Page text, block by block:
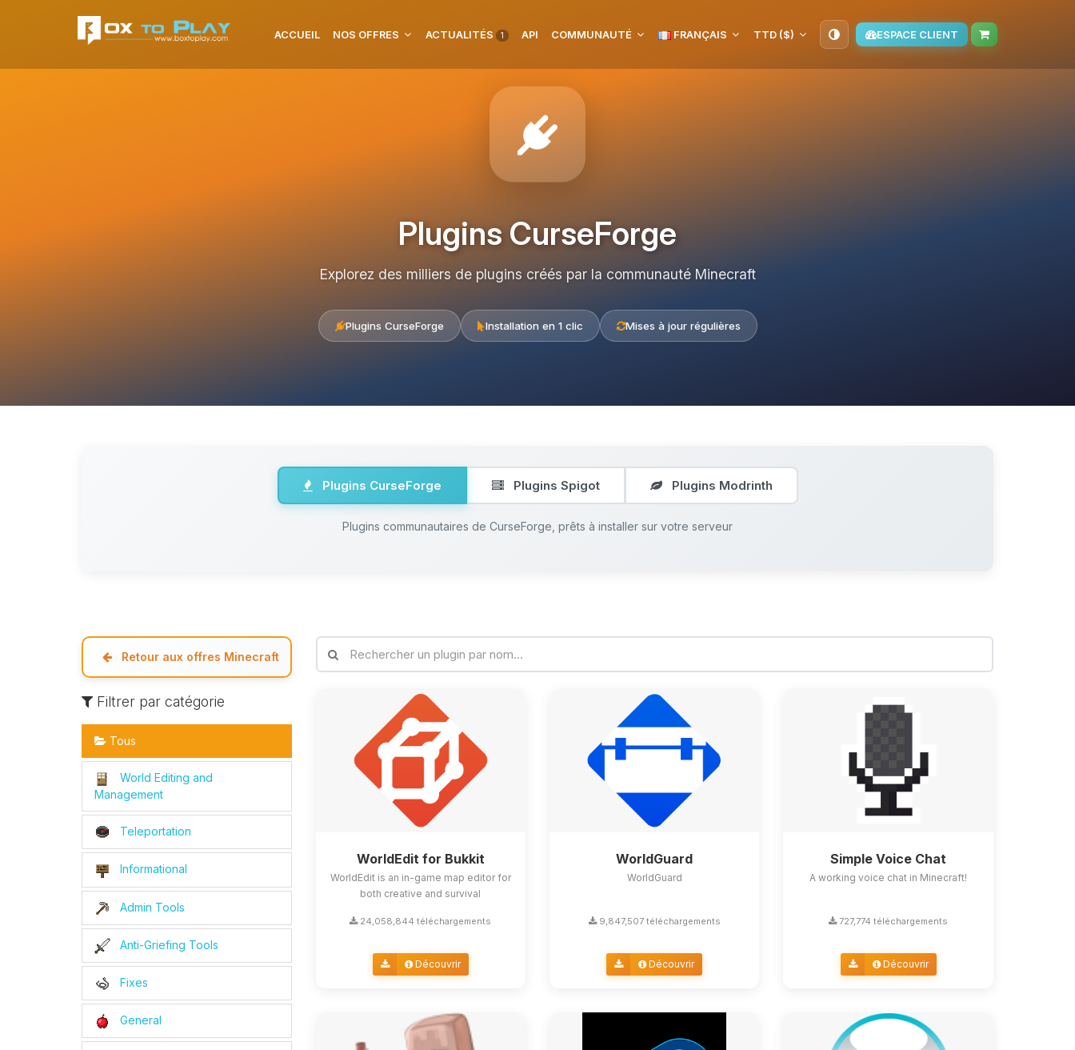
ACCUEIL NOS OFFRES ACTUALITÉS 1 API COMMUNAUTÉ FRANÇAIS TTD ($) ESPACE CLIENT
Plugins CurseForge
Explorez des milliers de plugins créés par la communauté Minecraft
Plugins CurseForge Installation en 1 clic Mises à jour régulières
Plugins CurseForge Plugins Spigot Plugins Modrinth
Plugins communautaires de CurseForge, prêts à installer sur votre serveur
Retour aux offres Minecraft
Filtrer par catégorie
Tous
World Editing and
Management
Teleportation
Informational
Admin Tools
Anti-Griefing Tools
Fixes
General
WorldEdit for Bukkit
WorldEdit is an in-game map editor for
both creative and survival
24,058,844 téléchargements
Découvrir
WorldGuard
WorldGuard
9,847,507 téléchargements
Découvrir
Simple Voice Chat
A working voice chat in Minecraft!
727,774 téléchargements
Découvrir